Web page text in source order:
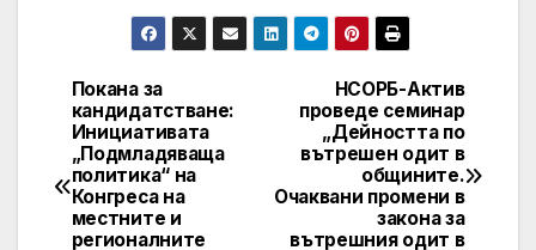
Post
navigation
НСОРБ-Актив
проведе семинар
„Дейността по
вътрешен одит в
общините.
Очаквани промени в
закона за
вътрешния одит в
Покана за
кандидатстване:
Инициативата
„Подмладяваща
политика“ на
Конгреса на
местните и
регионалните